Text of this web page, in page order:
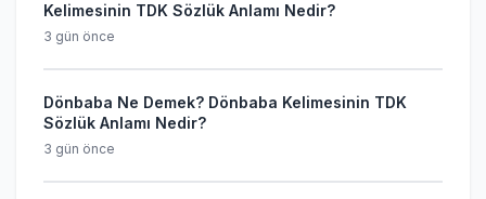
Kelimesinin TDK Sözlük Anlamı Nedir?
3 gün önce
Dönbaba Ne Demek? Dönbaba Kelimesinin TDK
Sözlük Anlamı Nedir?
3 gün önce